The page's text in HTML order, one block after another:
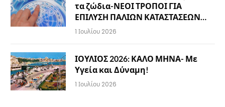
τα ζώδια-ΝΕΟΙ ΤΡΟΠΟΙ ΓΙΑ
ΕΠΙΛΥΣΗ ΠΑΛΙΩΝ ΚΑΤΑΣΤΑΣΕΩΝ…
1 Ιουλίου 2026
ΙΟΥΛΙΟΣ 2026: ΚΑΛΟ ΜΗΝΑ- Με
Υγεία και Δύναμη!
1 Ιουλίου 2026